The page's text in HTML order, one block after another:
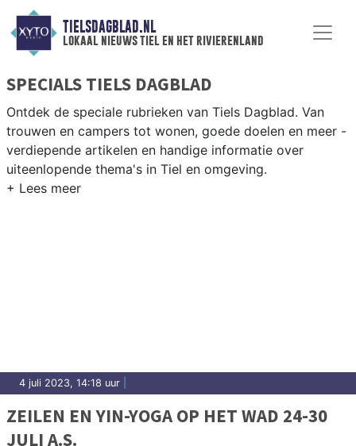
TIELSDAGBLAD.NL
lokaal nieuws tiel en het rivierenland
SPECIALS TIELS DAGBLAD
Ontdek de speciale rubrieken van Tiels Dagblad. Van
trouwen en campers tot wonen, goede doelen en meer -
verdiepende artikelen en handige informatie over
uiteenlopende thema's in Tiel en omgeving.
4 juli 2023, 14:18 uur
ZEILEN EN YIN-YOGA OP HET WAD 24-30
JULI A.S.